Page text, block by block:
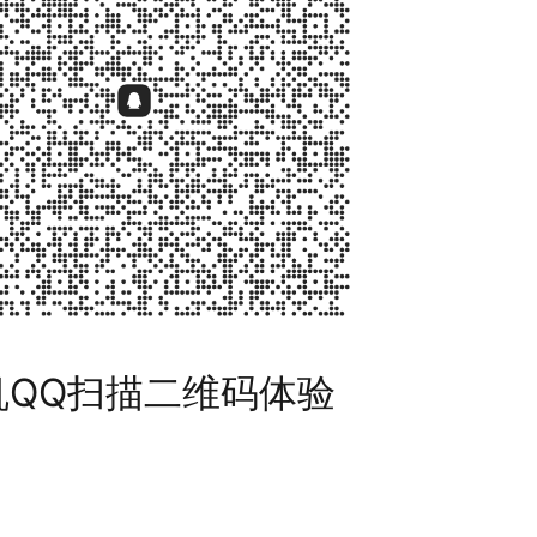
扫描二维码体验